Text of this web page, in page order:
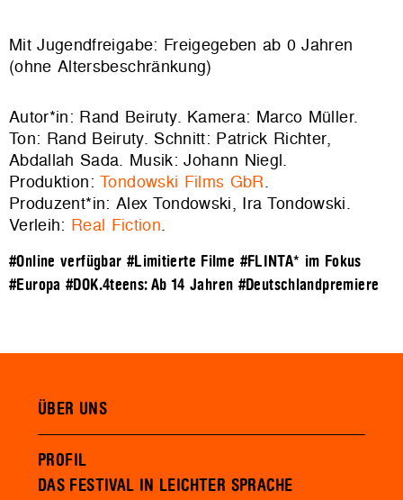
Mit Jugendfreigabe: Freigegeben ab 0 Jahren
(ohne Altersbeschränkung)
Autor*in: Rand Beiruty. Kamera: Marco Müller.
Ton: Rand Beiruty. Schnitt: Patrick Richter,
Abdallah Sada. Musik: Johann Niegl.
Produktion:Tondowski Films GbR.
Produzent*in: Alex Tondowski, Ira Tondowski.
Verleih: Real Fiction.
#Online verfügbar #Limitierte Filme #FLINTA* im Fokus
#Europa #DOK.4teens: Ab 14 Jahren #Deutschlandpremiere
ÜBER UNS
PROFIL
DAS FESTIVAL IN LEICHTER SPRACHE